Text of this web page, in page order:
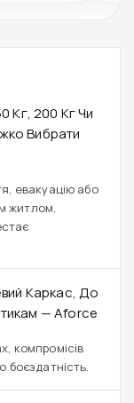
Кг, 200 Кг Чи
Вибрати
евакуацію або
житлом,
Каркас, До
— Aforce
компромісів
боєздатність.